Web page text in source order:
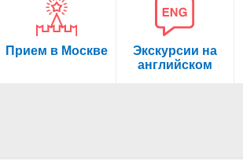
Прием в Москве
Экскурсии на
английском